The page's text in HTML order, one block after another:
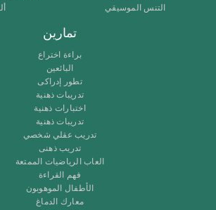
التنس الموسيقي
تمارين
براءة اختراع
البائعين
تطور إدراكى
تدريبات ذهنية
اختبارات ذهنية
تدريبات ذهنية
تدريب عقلي شخصي
تدريب ذهنى
العاب الرياضيات الممتعة
فهم القراءة
الأطفال الموهوبون
معارك الدماغ